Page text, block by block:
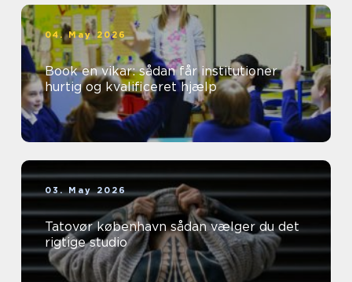
04. May 2026
Book en vikar: sådan får institutioner
hurtig og kvalificeret hjælp
03. May 2026
Tatovør københavn sådan vælger du det
rigtige studio